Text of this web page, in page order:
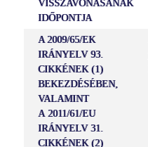
VISSZAVONÁSÁNAK
IDŐPONTJA
A 2009/65/EK
IRÁNYELV 93.
CIKKÉNEK (1)
BEKEZDÉSÉBEN,
VALAMINT
A 2011/61/EU
IRÁNYELV 31.
CIKKÉNEK (2)